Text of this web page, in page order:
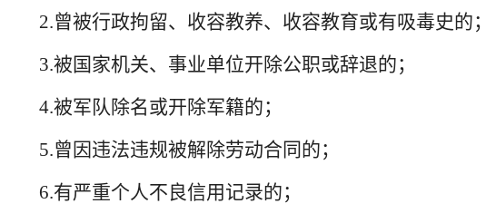
2.曾被行政拘留、收容教养、收容教育或有吸毒史的；
3.被国家机关、事业单位开除公职或辞退的；
4.被军队除名或开除军籍的；
5.曾因违法违规被解除劳动合同的；
6.有严重个人不良信用记录的；